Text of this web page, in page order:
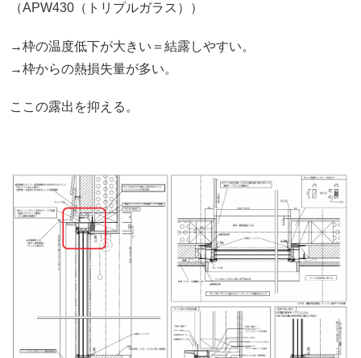
（APW430（トリプルガラス））
→枠の温度低下が大きい＝結露しやすい。
→枠からの熱損失量が多い。
ここの露出を抑える。